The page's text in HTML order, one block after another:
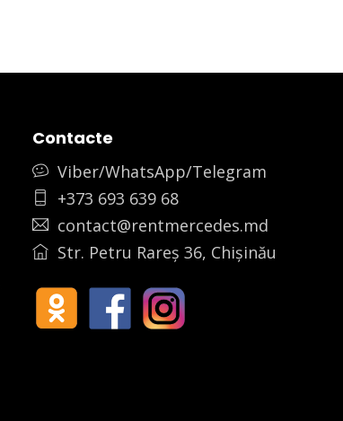
Contacte
Viber/WhatsApp/Telegram
+373 693 639 68
contact@rentmercedes.md
Str. Petru Rareș 36, Chișinău